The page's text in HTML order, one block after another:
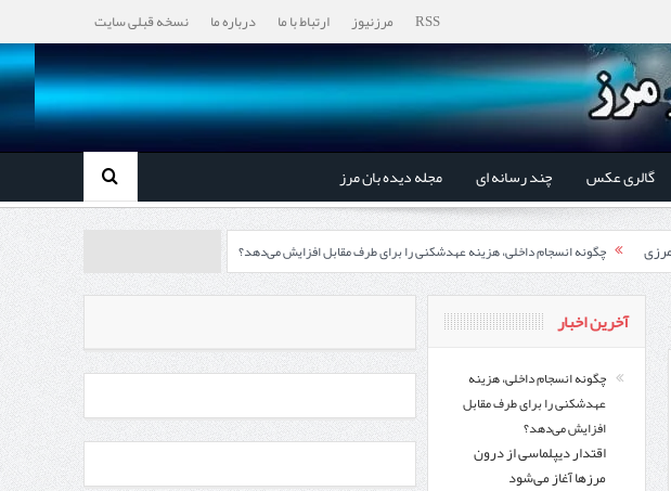
RSS مرزنیوز ارتباط با ما درباره ما نسخه قبلی سایت
گالری عکس چند رسانه ای مجله دیده بان مرز
چگونه انسجام داخلی، هزینه عهدشکنی را برای طرف مقابل افزایش می‌دهد؟
اقتدار دیپلماسی از درون مرزها آغاز می‌شود شد؛
چابهار، جایی که دریا به زندگی سلام می‌کند
کرمانشاهی +نکات و فوت وفن‌ها
قدردانی وزیر میراث فرهنگی، گردشگری و صنایع دستی از استاندار اردبیل
آخرین اخبار
چگونه انسجام داخلی، هزینه
عهدشکنی را برای طرف مقابل
افزایش می‌دهد؟
اقتدار دیپلماسی از درون
مرزها آغاز می‌شود